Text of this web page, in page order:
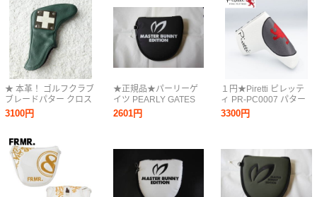
★ 本革！ ゴルフクラブ
ブレードパター クロス
ピン型 パターカバー！
3100円
★正規品★パーリーゲ
イツ PEARLY GATES
マスターバニーエディ
ション★大人気 コーテ
2601円
１円★Piretti ピレッテ
ィ PR-PC0007 パター
カバー（ホワイト）日
本正規品/マグネット開
3300円